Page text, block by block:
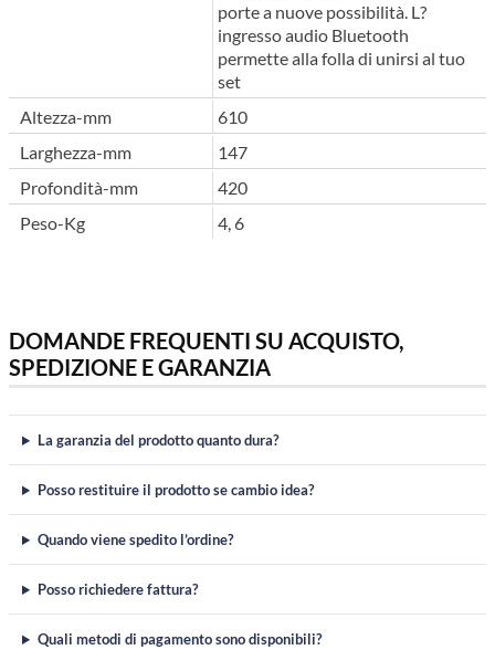
porte a nuove possibilità. L?
ingresso audio Bluetooth
permette alla folla di unirsi al tuo
set
Altezza-mm
610
Larghezza-mm
147
Profondità-mm
420
Peso-Kg
4, 6
DOMANDE FREQUENTI SU ACQUISTO,
SPEDIZIONE E GARANZIA
La garanzia del prodotto quanto dura?
Posso restituire il prodotto se cambio idea?
Quando viene spedito l’ordine?
Posso richiedere fattura?
Quali metodi di pagamento sono disponibili?